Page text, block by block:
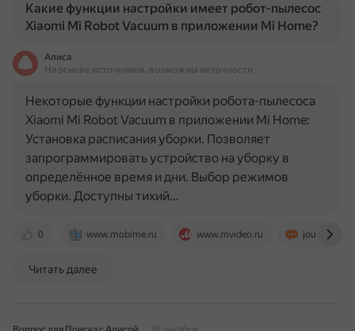
Какие функции настройки имеет робот-пылесос
Xiaomi Mi Robot Vacuum в приложении Mi Home?
Алиса
На основе источников, возможны неточности
0 www.mobime.ru www.mvideo.ru
Некоторые функции настройки робота-пылесоса
Xiaomi Mi Robot Vacuum в приложении Mi Home:
Установка расписания уборки. Позволяет
запрограммировать устройство на уборку в
определённое время и дни. Выбор режимов
уборки. Доступны тихий…
Читать далее